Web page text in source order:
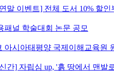
말 이벤트] 전체 도서 10% 할
패널 학술대회 논문 공모
아시아태평양 국제이해교육원
간] 자립심 up, '흙 땅에서 맨발